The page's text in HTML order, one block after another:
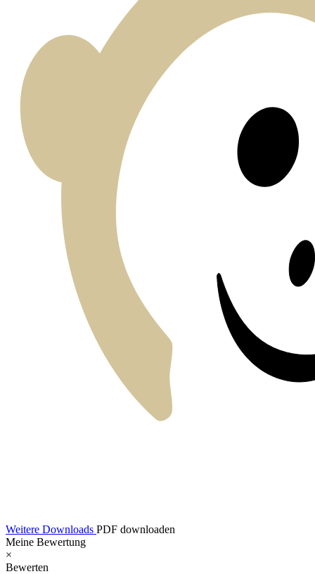
Weitere Downloads PDF downloaden
Meine Bewertung
×
Bewerten